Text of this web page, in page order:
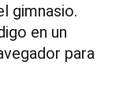
gimnasio.
en un
para